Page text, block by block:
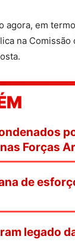
agora, em
na
Forças
de
legado